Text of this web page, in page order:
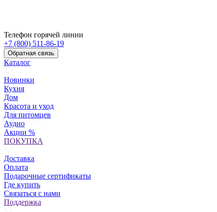
Телефон горячей линии
+7 (800) 511-86-19
Обратная связь
Каталог
Новинки
Кухня
Дом
Красота и уход
Для питомцев
Аудио
Акции %
ПОКУПКА
Доставка
Оплата
Подарочные сертификаты
Где купить
Связаться с нами
Поддержка